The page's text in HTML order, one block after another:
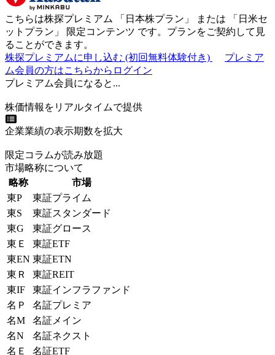
こちらは株探プレミアム 「 日本株プラン 」 または 「 日米セ
ットプラン 」 限定コンテンツ です。プランをご契約して見
ることができます。
株探プレミアムに申し込む (初回無料体験付き)
プレミア
ム会員の方はこちらからログイン
プレミアム会員になると...
株価情報をリアルタイムで提供
企業業績の表示期数を拡大
限定コラムが読み放題
市場略称について
略称
市場
東P
東証プライム
東S
東証スタンダード
東G
東証グロース
東Ｅ
東証ETF
東EN 東証ETN
東Ｒ
東証REIT
東IF
東証インフラファンド
名Ｐ
名証プレミア
名M
名証メイン
名N
名証ネクスト
名Ｅ
名証ETF